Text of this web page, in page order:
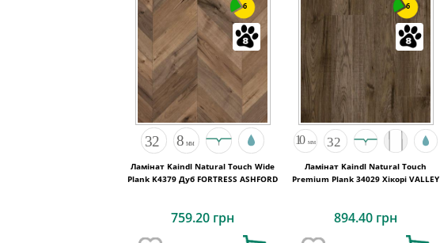
6
Ламінат Kaindl Natural Touch Wide
Plank K4379 Дуб FORTRESS ASHFORD
759.20 грн
6
Ламінат Kaindl Natural Touch
Premium Plank 34029 Хікорі VALLEY
894.40 грн